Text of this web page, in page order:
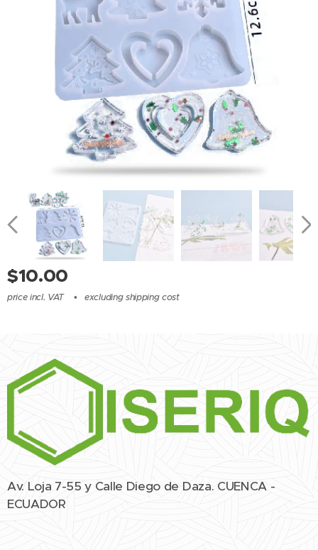
$10.00
price incl. VAT excluding shipping cost
Av. Loja 7-55 y Calle Diego de Daza. CUENCA -
ECUADOR